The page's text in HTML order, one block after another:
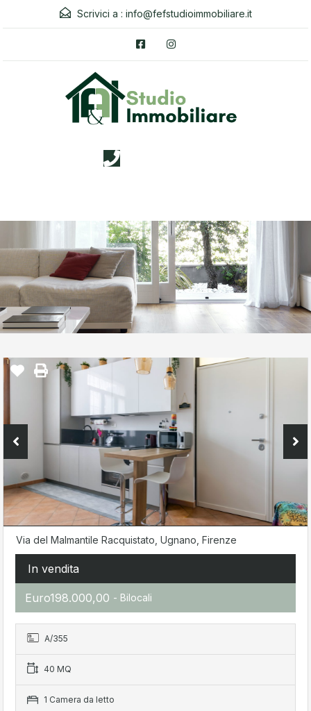
Scrivici a : info@fefstudioimmobiliare.it
Via del Malmantile Racquistato, Ugnano, Firenze
In vendita
Euro198.000,00 - Bilocali
A/355
40 MQ
1 Camera da letto